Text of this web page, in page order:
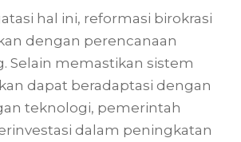
hal ini, reformasi birokrasi
dengan perencanaan
Selain memastikan sistem
dapat beradaptasi dengan
teknologi, pemerintah
dalam peningkatan